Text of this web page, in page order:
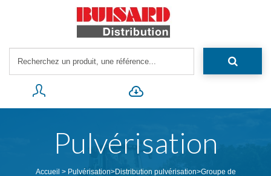
Pulvérisation
Accueil > Pulvérisation>Distribution pulvérisation>Groupe de